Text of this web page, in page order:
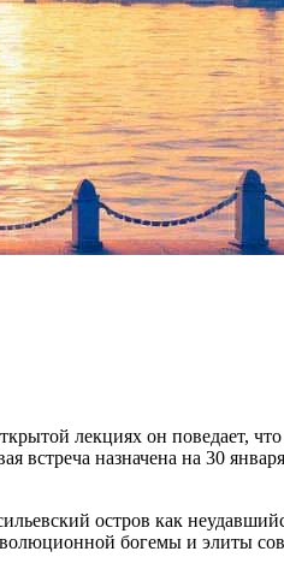
лекциях он поведает,
назначена на 30
остров как
богемы и элиты